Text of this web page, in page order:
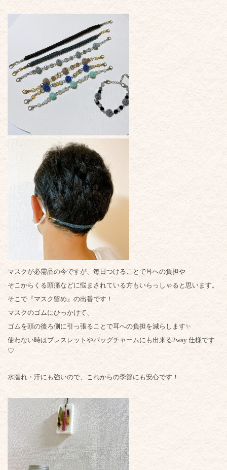
マスクが必需品の今ですが、毎日つけることで耳への負担や
そこからくる頭痛などに悩まされている方もいらっしゃると思います。
そこで『マスク留め』の出番です！
マスクのゴムにひっかけて、
ゴムを頭の後ろ側に引っ張ることで耳への負担を減らします✨
使わない時はブレスレットやバッグチャームにも出来る2way 仕様です
♡
水濡れ・汗にも強いので、これからの季節にも安心です！